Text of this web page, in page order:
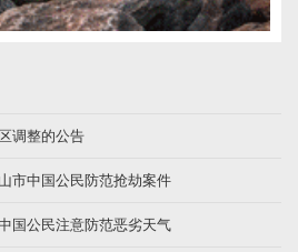
调整的公告
市中国公民防范抢劫案件
国公民注意防范恶劣天气